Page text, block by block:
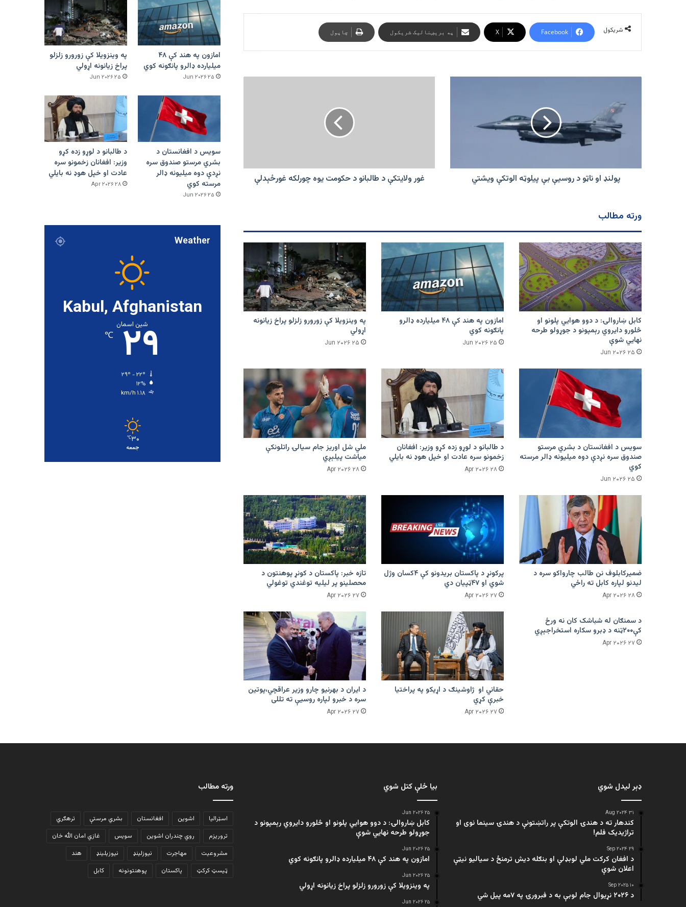
شریکول Facebook
X په بریښنالیک شریکول چاپول
ویشتي
پولنډ او ناټو د روسیې بې پيلوټه الوتکې ویشتي
غورځېدلې
غور ولایتکې د طالبانو د حکومت یوه چورلکه غورځېدلې
ورته مطالب
کابل ښاروالۍ: د دوو هوايي پلونو او
څلورو دایروي رېمپونو د جوړولو طرحه
نهایي شوې
۲۵ Jun ۲۰۲۶
امازون په هند کې ۴۸ میلیارده ډالرو
پانګونه کوي
۲۵ Jun ۲۰۲۶
په وینزویلا کې زورورو زلزلو پراخ زیانونه
اړولي
۲۵ Jun ۲۰۲۶
سویس د افغانستان د بشري مرستو
صندوق سره نږدې دوه میلیونه ډالر مرسته
کوي
۲۵ Jun ۲۰۲۶
د طالبانو د لوړو زده کړو وزیر: افغانان
زخمونو سره عادت او خپل هوډ نه بایلي
۲۸ Apr ۲۰۲۶
ملي شل اوریز جام سیالۍ راتلونکې
میاشت پیلېږي
۲۸ Apr ۲۰۲۶
ضمیرکابلوف نن طالب چارواکو سره د
لیدنو لپاره کابل ته راځي
۲۸ Apr ۲۰۲۶
پرکونړ د پاکستان بریدونو کې ۴کسان وژل
شوي او ۴۷ټپیان دي
۲۷ Apr ۲۰۲۶
تازه خبر: پاکستان د کونړ پوهنتون د
محصلینو پر لیلیه توغندي توغولي
۲۷ Apr ۲۰۲۶
د سمنګان له شباشک کان نه ورځ
کې۲۰۰ټنه د ډبرو سکاره استخراجېږي
۲۷ Apr ۲۰۲۶
حقاني او ژاوشینګ د اړیکو په پراختیا
خبرې کړي
۲۷ Apr ۲۰۲۶
د ایران د بهرنیو چارو وزیر عراقچي،پوتین
سره د خبرو لپاره روسیې ته تللی
۲۷ Apr ۲۰۲۶
امازون په هند کې ۴۸
میلیارده ډالرو پانګونه کوي
۲۵ Jun ۲۰۲۶
په وینزویلا کې زورورو زلزلو
پراخ زیانونه اړولي
۲۵ Jun ۲۰۲۶
سویس د افغانستان د
بشري مرستو صندوق سره
نږدې دوه میلیونه ډالر
مرسته کوي
۲۵ Jun ۲۰۲۶
د طالبانو د لوړو زده کړو
وزیر: افغانان زخمونو سره
عادت او خپل هوډ نه بایلي
۲۸ Apr ۲۰۲۶
Weather
Kabul, Afghanistan
شین اسمان
۲۹ ℃
۱۲%
۱.۱۸ km/h
۳۰℃
جمعه
ډېر لیدل شوي
۳۱ Aug ۲۰۲۴
کندهار ته د هندۍ الوتکې پر راتښتونې د هندۍ سینما نوی او
تراژيديک فلم!
۲۹ Sep ۲۰۲۴
د افغان کرکت ملي لوبډلې او بنګله دیش ترمنځ د سیالیو نیټې
اعلان شوې
۱۰ Sep ۲۰۲۵
د ۲۰۲۶ نړیوال جام لوبې به د فبرورۍ په ۷مه پیل شي
بیا ځلې کتل شوي
۲۵ Jun ۲۰۲۶
کابل ښاروالۍ: د دوو هوايي پلونو او څلورو دایروي رېمپونو د
جوړولو طرحه نهایي شوې
۲۵ Jun ۲۰۲۶
امازون په هند کې ۴۸ میلیارده ډالرو پانګونه کوي
۲۵ Jun ۲۰۲۶
په وینزویلا کې زورورو زلزلو پراخ زیانونه اړولي
۲۵ Jun ۲۰۲۶
ورته مطالب
اسټرالیا اشوین افغانستان بشري مرستې
ترهګري
تروریزم
روي چندران اشوین سویس
غازي امان الله خان
مشروعیت
مهاجرت نیوزلینډ نیوزیلینډ
هند
ټیسټ کرکټ
پاکستان پوهنتونونه کابل